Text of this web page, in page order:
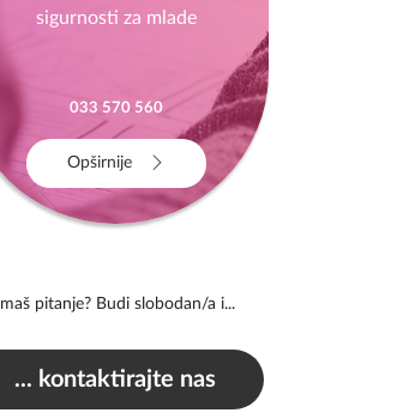
sigurnosti za mlade
033 570 560
Opširnije
Imaš pitanje? Budi slobodan/a i...
... kontaktirajte nas